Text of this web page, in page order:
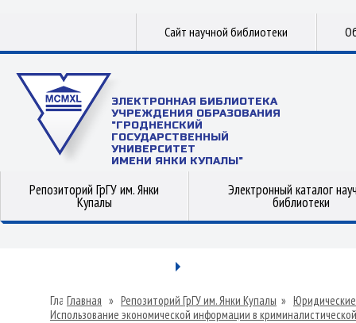
Сайт научной библиотеки
ЭЛЕКТРОННАЯ БИБЛИОТЕКА
УЧРЕЖДЕНИЯ ОБРАЗОВАНИЯ
"ГРОДНЕНСКИЙ
ГОСУДАРСТВЕННЫЙ
УНИВЕРСИТЕТ
ИМЕНИ ЯНКИ КУПАЛЫ"
Репозиторий ГрГУ им. Янки
Купалы
Электронный каталог
библиотеки
Главная » Репозиторий ГрГУ им. Янки Купалы »
Использование экономической информации в